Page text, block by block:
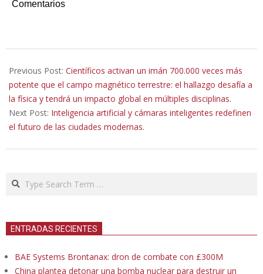
Comentarios
05-
25
Previous Post: Científicos activan un imán 700.000 veces más
potente que el campo magnético terrestre: el hallazgo desafía a
la física y tendrá un impacto global en múltiples disciplinas.
Next Post: Inteligencia artificial y cámaras inteligentes redefinen
el futuro de las ciudades modernas.
Search
ENTRADAS RECIENTES
BAE Systems Brontanax: dron de combate con £300M
China plantea detonar una bomba nuclear para destruir un